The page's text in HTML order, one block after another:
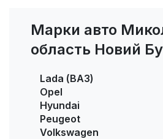
Марки авто
область Новий
Lada (ВАЗ)
Opel
Hyundai
Peugeot
Volkswagen